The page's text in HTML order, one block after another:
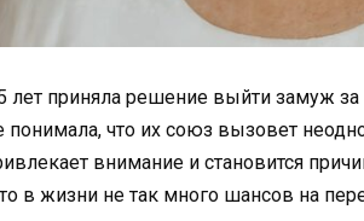
лет приняла решение выйти замуж
понимала, что их союз вызовет
внимание и становится
в жизни не так много шансов на